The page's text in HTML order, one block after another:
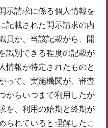
示請求に係る個人情報を
記載された開示請求の内
員が、当該記載から、開
識別できる程度の記載が
情報が特定されたものと
って、実施機関が、審査
からいつまで利用したか
を、利用の始期と終期が
られていると理解したこ